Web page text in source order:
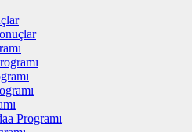
Programı